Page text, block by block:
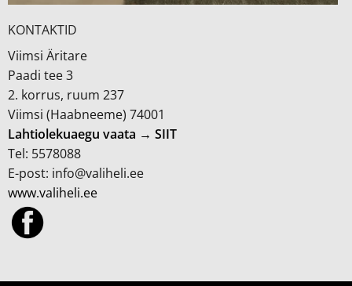
KONTAKTID
Viimsi Äritare
Paadi tee 3
2. korrus, ruum 237
Viimsi (Haabneeme) 74001
Lahtiolekuaegu vaata → SIIT
Tel: 5578088
E-post: info@valiheli.ee
www.valiheli.ee